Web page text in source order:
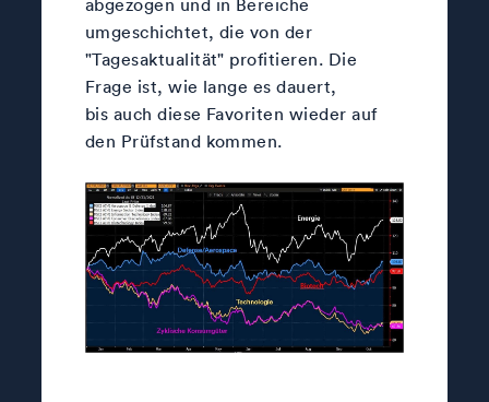
umgeschichtet, die von der
"Tagesaktualität" profitieren. Die
Frage ist, wie lange es dauert,
bis auch diese Favoriten wieder auf
den Prüfstand kommen.